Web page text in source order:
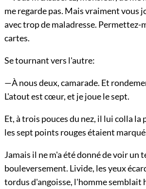
me regarde pas. Mais vraiment vous
avec trop de maladresse. Permettez-
cartes.
Se tournant vers l'autre:
—À nous deux, camarade. Et
L'atout est cœur, et je joue le sept.
Et, à trois pouces du nez, il lui colla la
les sept points rouges étaient
Jamais il ne m'a été donné de voir un
bouleversement. Livide, les yeux
tordus d'angoisse, l'homme semblait